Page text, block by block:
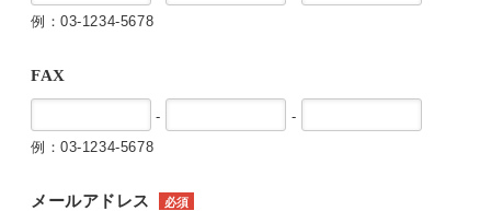
例：03-1234-5678
FAX
-
-
例：03-1234-5678
メールアドレス 必須